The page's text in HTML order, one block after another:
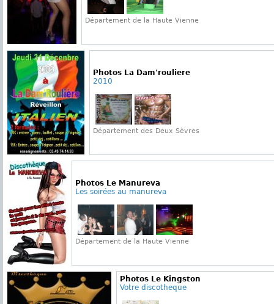
Département de la Haute Vienne
Photos La Dam'rouliere
2010
Département des Deux Sèvres
Photos Le Manureva
Les soirées au manureva
Département de la Haute Vienne
Photos Le Kingston
Votre discotheque